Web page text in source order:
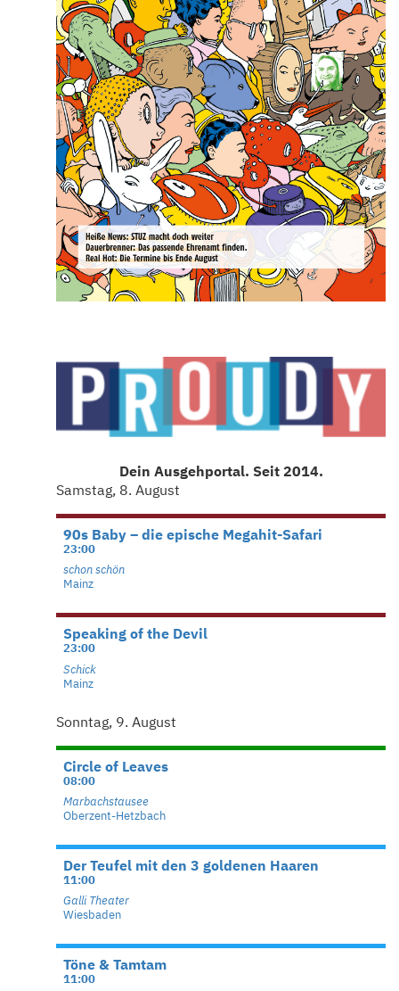
Dein Ausgehportal. Seit 2014.
Samstag, 8. August
90s Baby – die epische Megahit-Safari
23:00
schon schön
Mainz
Speaking of the Devil
23:00
Schick
Mainz
Sonntag, 9. August
Circle of Leaves
08:00
Marbachstausee
Oberzent-Hetzbach
Der Teufel mit den 3 goldenen Haaren
11:00
Galli Theater
Wiesbaden
Töne & Tamtam
11:00